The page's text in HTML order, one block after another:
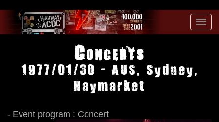
Concerts
1977/01/30 - AUS, Sydney,
Haymarket
- Event program : Concert